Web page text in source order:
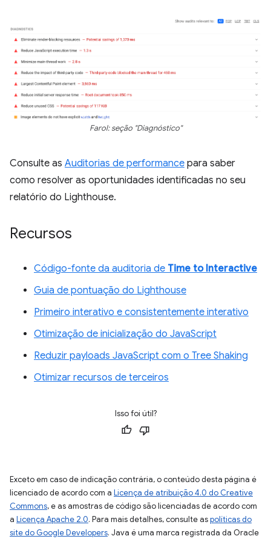
Farol: seção "Diagnóstico"
Consulte as Auditorias de performance para saber
como resolver as oportunidades identificadas no seu
relatório do Lighthouse.
Recursos
Código-fonte da auditoria de Time to Interactive
Guia de pontuação do Lighthouse
Primeiro interativo e consistentemente interativo
Otimização de inicialização do JavaScript
Reduzir payloads JavaScript com o Tree Shaking
Otimizar recursos de terceiros
Isso foi útil?
Exceto em caso de indicação contrária, o conteúdo desta página é
licenciado de acordo com a Licença de atribuição 4.0 do Creative
Commons, e as amostras de código são licenciadas de acordo com
a Licença Apache 2.0. Para mais detalhes, consulte aspolíticas do
site do Google Developers. Java é uma marca registrada da Oracle